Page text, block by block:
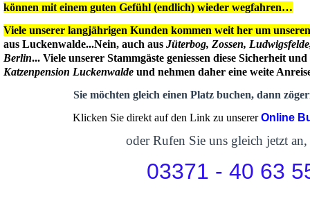
können mit einem guten Gefühl (endlich) wieder wegfahren…
Viele unserer langjährigen Kunden kommen weit her um
aus Luckenwalde...Nein, auch aus Jüterbog, Zossen,
Berlin... Viele unserer Stammgäste geniessen diese Sicherheit
Katzenpension Luckenwalde und nehmen daher eine weite
Sie möchten gleich einen Platz buchen, dann
Klicken Sie direkt auf den Link zu unsererOnline
oder Rufen Sie uns gleich jetzt an,
03371 - 40 63